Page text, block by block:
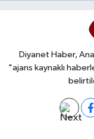
Diyanet Haber,
"ajans kaynaklı